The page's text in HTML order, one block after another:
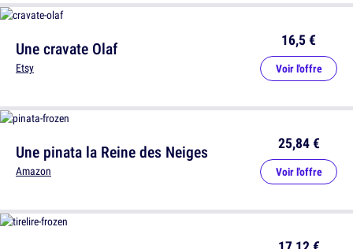
Une cravate Olaf
Etsy
16,5 €
Voir l'offre
Une pinata la Reine des Neiges
Amazon
25,84 €
Voir l'offre